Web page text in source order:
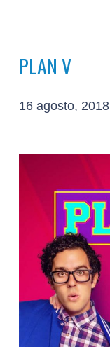
PLAN V
16 agosto, 2018